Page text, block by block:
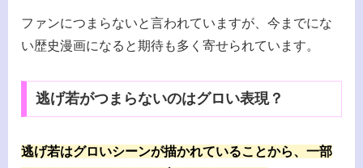
ファンにつまらないと言われていますが、今までにな
い歴史漫画になると期待も多く寄せられています。
逃げ若がつまらないのはグロい表現？
逃げ若はグロいシーンが描かれていることから、一部